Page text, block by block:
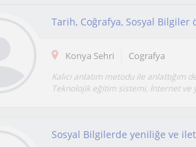
Konya Sehri Cografya
Kalıcı anlatım metodu ile
Teknolojik eğitim sistemi, İnternet ve
Sosyal Bilgilerde yeniliğe ve